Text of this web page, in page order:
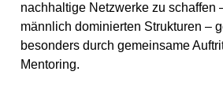
nachhaltige Netzwerke zu schaffen
männlich dominierten Strukturen –
besonders durch gemeinsame
Mentoring.